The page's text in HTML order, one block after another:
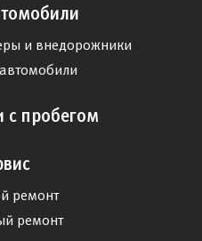
и внедорожники
с пробегом
ремонт
ремонт